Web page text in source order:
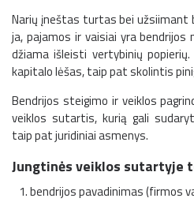
Na­rių įneš­tas tur­tas bei užsiimant
ja, pa­ja­mos ir vai­siai yra
džia­ma iš­leis­ti ver­ty­bi­nių
kapitalo lė­šas, taip pat sko­lin­tis
Bendrijos steigimo ir veiklos
veiklos sutartis, kurią gali
taip pat juridiniai asmenys.
Jungtinės veiklos sutartyje
bendrijos pavadinimas (firmos